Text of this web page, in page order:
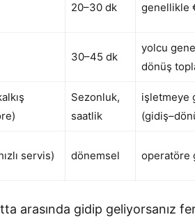
20–30 dk genellikle
30–45 dk
yolcu
dönüş
Sezonluk,
saatlik
işletmeye
servis) dönemsel operatöre
arasında gidip geliyorsanız